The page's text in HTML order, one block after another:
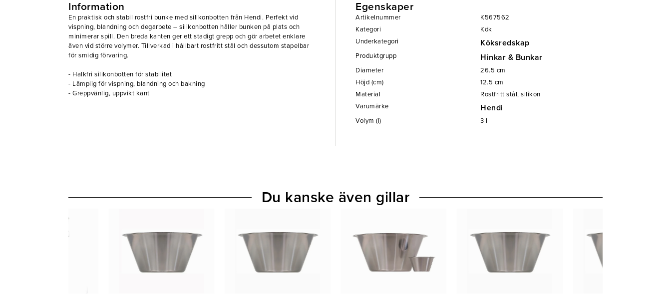
Information
En praktisk och stabil rostfri bunke med silikonbotten från Hendi. Perfekt vid
vispning, blandning och degarbete – silikonbotten håller bunken på plats och
minimerar spill. Den breda kanten ger ett stadigt grepp och gör arbetet enklare
även vid större volymer. Tillverkad i hållbart rostfritt stål och dessutom stapelbar
för smidig förvaring.
- Halkfri silikonbotten för stabilitet
- Lämplig för vispning, blandning och bakning
- Greppvänlig, uppvikt kant
Egenskaper
Artikelnummer
K567562
Kategori
Kök
Underkategori
Köksredskap
Produktgrupp Hinkar & Bunkar
Diameter 26.5 cm
Höjd (cm)
12.5 cm
Material
Rostfritt stål, silikon
Varumärke
Hendi
Volym (l) 3 l
Du kanske även gillar